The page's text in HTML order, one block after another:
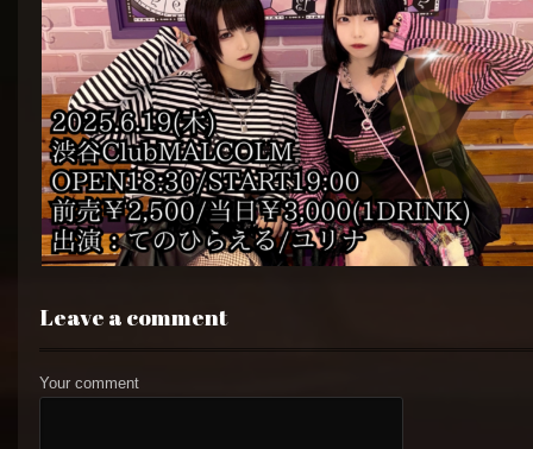
Leave a comment
Your comment